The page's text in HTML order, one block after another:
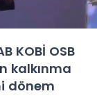
KOBİ OSB
kalkınma
dönem